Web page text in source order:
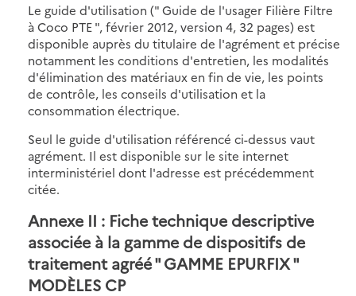
Le guide d'utilisation (" Guide de l'usager Filière Filtre
à Coco PTE ", février 2012, version 4, 32 pages) est
disponible auprès du titulaire de l'agrément et précise
notamment les conditions d'entretien, les modalités
d'élimination des matériaux en fin de vie, les points
de contrôle, les conseils d'utilisation et la
consommation électrique.
Seul le guide d'utilisation référencé ci-dessus vaut
agrément. Il est disponible sur le site internet
interministériel dont l'adresse est précédemment
citée.
Annexe II : Fiche technique descriptive
associée à la gamme de dispositifs de
traitement agréé " GAMME EPURFIX "
MODÈLES CP